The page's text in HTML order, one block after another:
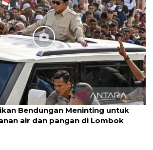
Bendungan Meninting untuk
air dan pangan di Lombok